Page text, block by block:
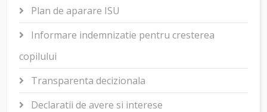
Plan de aparare ISU
Informare indemnizatie pentru cresterea
copilului
Transparenta decizionala
Declaratii de avere si interese